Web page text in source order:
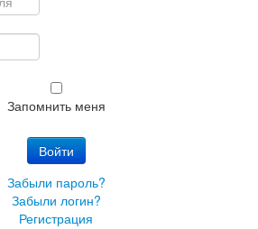
Запомнить меня
Войти
Забыли пароль?
Забыли логин?
Регистрация